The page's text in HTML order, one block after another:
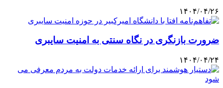
۱۴۰۴/۰۴/۲۶
ضرورت بازنگری در نگاه سنتی به امنیت سایبری
۱۴۰۴/۰۴/۲۴